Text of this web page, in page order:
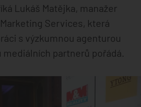
Lukáš Matějka, manažer
Services, která
s výzkumnou agenturou
mediálních partnerů pořádá.